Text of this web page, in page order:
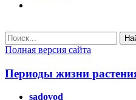
Полная версия сайта
Периоды жизни
sadovod